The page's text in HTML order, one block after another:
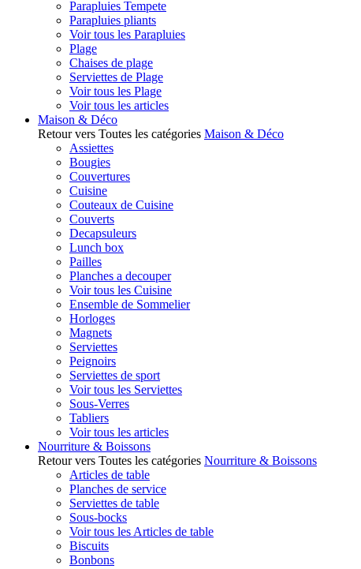
Parapluies Tempete
Parapluies pliants
Voir tous les Parapluies
Plage
Chaises de plage
Serviettes de Plage
Voir tous les Plage
Voir tous les articles
Maison & Déco
Retour vers Toutes les catégories Maison & Déco
Assiettes
Bougies
Couvertures
Cuisine
Couteaux de Cuisine
Couverts
Decapsuleurs
Lunch box
Pailles
Planches a decouper
Voir tous les Cuisine
Ensemble de Sommelier
Horloges
Magnets
Serviettes
Peignoirs
Serviettes de sport
Voir tous les Serviettes
Sous-Verres
Tabliers
Voir tous les articles
Nourriture & Boissons
Retour vers Toutes les catégories Nourriture & Boissons
Articles de table
Planches de service
Serviettes de table
Sous-bocks
Voir tous les Articles de table
Biscuits
Bonbons